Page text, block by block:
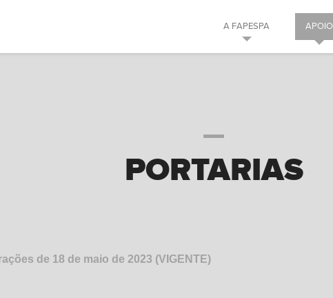
A FAPESPA APOIO
PORTARIAS
de 18 de maio de 2023 (VIGENTE)